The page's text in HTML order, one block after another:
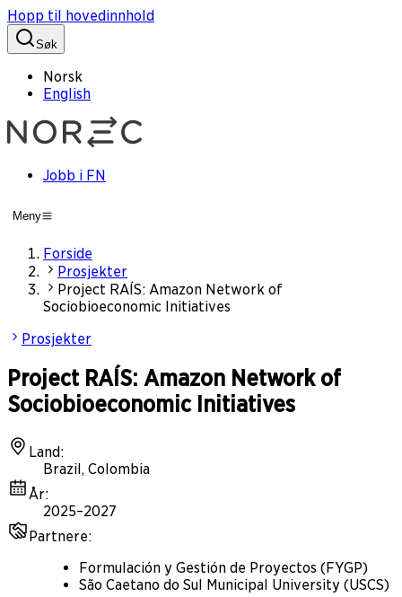
Hopp til hovedinnhold
Søk
Norsk
English
Jobb i FN
Meny
Forside
Prosjekter
Project RAÍS: Amazon Network of
Sociobioeconomic Initiatives
Prosjekter
Project RAÍS: Amazon Network of
Sociobioeconomic Initiatives
Land:
Brazil, Colombia
År:
2025–2027
Partnere:
Formulación y Gestión de Proyectos (FYGP)
São Caetano do Sul Municipal University (USCS)